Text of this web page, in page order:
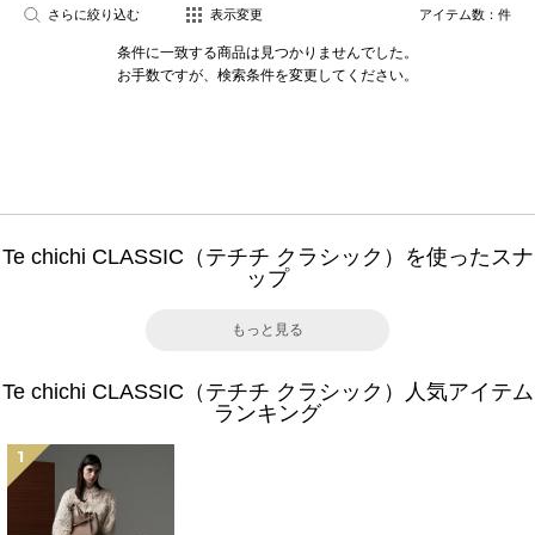
さらに絞り込む 表示変更 アイテム数： 件
条件に一致する商品は見つかりませんでした。
お手数ですが、検索条件を変更してください。
Te chichi CLASSIC（テチチ クラシック）を使ったスナ
ップ
もっと見る
Te chichi CLASSIC（テチチ クラシック）人気アイテム
ランキング
1